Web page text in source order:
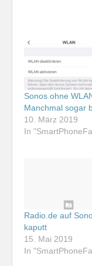
Sonos ohne
Manchmal sogar
10. März 2019
In
Radio.de auf
kaputt
15. Mai 2019
In